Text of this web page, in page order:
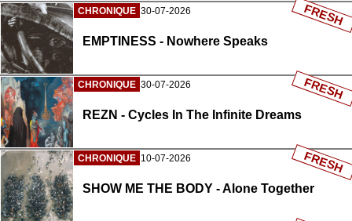
CHRONIQUE 30-07-2026
EMPTINESS - Nowhere Speaks
FRESH
CHRONIQUE 30-07-2026
REZN - Cycles In The Infinite Dreams
FRESH
CHRONIQUE 10-07-2026
SHOW ME THE BODY - Alone Together
FRESH